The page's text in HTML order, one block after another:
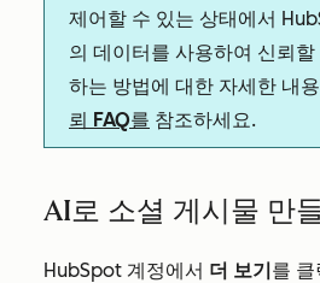
제어할 수 있는 상태에서
의 데이터를 사용하여 신뢰
하는 방법에 대한 자세한 내
뢰 FAQ를 참조하세요.
AI로 소셜 게시물 만
HubSpot 계정에서 더 보기를